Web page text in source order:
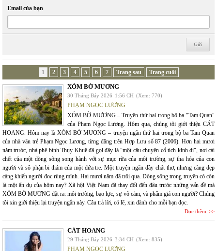
Email của bạn
1 2 3 4 5 6 7 Trang sau Trang cuối
XÓM BỜ MƯƠNG
30 Tháng Bảy 2026 1:56 CH (Xem: 770)
PHẠM NGỌC LƯƠNG
XÓM BỜ MƯƠNG – Truyện thứ hai trong bộ ba "Tam Quan"
của Phạm Ngọc Lương. Hôm qua, chúng tôi giới thiệu CÁT
HOANG. Hôm nay là XÓM BỜ MƯƠNG – truyện ngắn thứ hai trong bộ ba Tam Quan
của nhà văn trẻ Phạm Ngọc Lương, từng đăng trên Hợp Lưu số 87 (2006). Hơn hai mươi
năm trước, nhà phê bình Thụy Khuê đã gọi đây là "một câu chuyện cổ tích kinh dị", nơi cái
chết của một dòng sông song hành với sự mục rữa của môi trường, sự tha hóa của con
người và số phận bi thảm của một đứa trẻ. Một truyện ngắn đầy chất thơ, nhưng càng đẹp
càng khiến người đọc rùng mình. Hai mươi năm đã trôi qua. Dòng sông trong truyện có còn
là một ẩn dụ của hôm nay? Xã hội Việt Nam đã thay đổi đến đâu trước những vấn đề mà
XÓM BỜ MƯƠNG đặt ra: môi trường, bạo lực, sự vô cảm, và phẩm giá con người? Chúng
tôi xin giới thiệu lại truyện ngắn này. Câu trả lời, có lẽ, xin dành cho mỗi bạn đọc.
Đọc thêm
CÁT HOANG
29 Tháng Bảy 2026 3:34 CH (Xem: 835)
PHẠM NGỌC LƯƠNG